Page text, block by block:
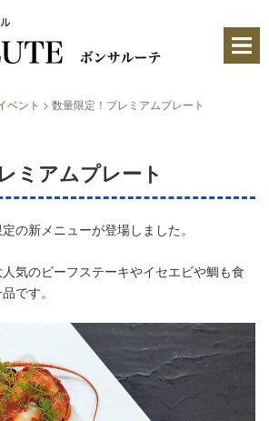
ベント > 数量限定！プレミアムプレート
ミアムプレート
の新メニューが登場しました。
気のビーフステーキやイセエビや鯛も食
です。